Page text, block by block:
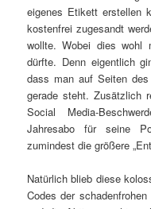
eigenes Etikett erstellen
kostenfrei zugesandt
wollte. Wobei dies wohl
dürfte. Denn eigentlich
dass man auf Seiten
gerade steht. Zusätzlich
Social Media-
Jahresabo für seine
zumindest die größere
Natürlich blieb diese
Codes der